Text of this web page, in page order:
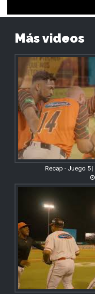
Más videos
Recap - Juego 5